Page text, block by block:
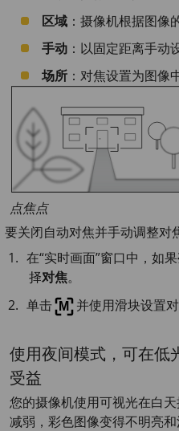
区域 ：摄像机根据图像
手动 ：以固定距离手动
场所 ：对焦设置为图像
点焦点
要关闭自动对焦并手动调整对
在“实时画面”窗口中，如果
择对焦。
单击
并使用滑块设置对
使用夜间模式，可在低
受益
您的摄像机使用可视光在白
减弱，彩色图像变得不明亮